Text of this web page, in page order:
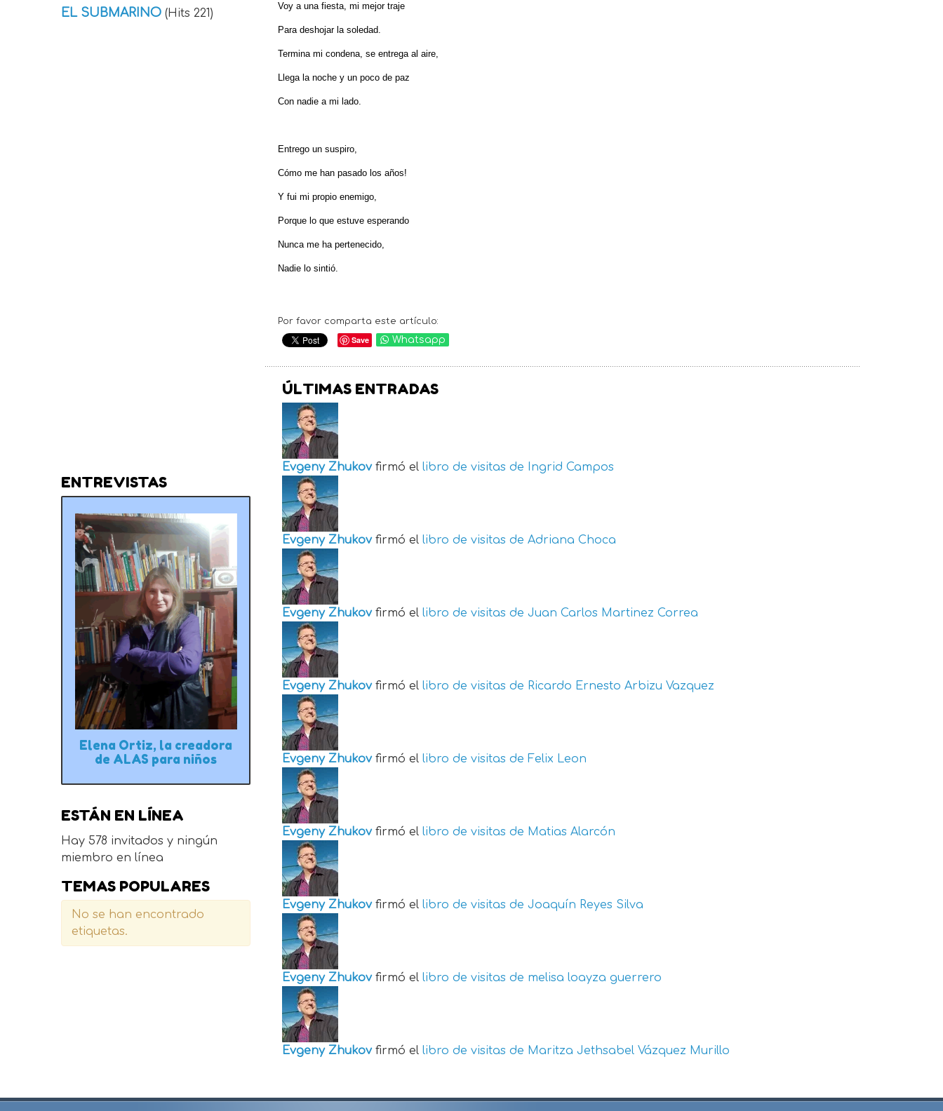
Voy a una fiesta, mi mejor traje
Para deshojar la soledad.
Termina mi condena, se entrega al aire,
Llega la noche y un poco de paz
Con nadie a mi lado.
Entrego un suspiro,
Cómo me han pasado los años!
Y fui mi propio enemigo,
Porque lo que estuve esperando
Nunca me ha pertenecido,
Nadie lo sintió.
Por favor comparta este artículo:
Save Whatsapp
ÚLTIMAS ENTRADAS
Evgeny Zhukov firmó el libro de visitas de Ingrid Campos
Evgeny Zhukov firmó el libro de visitas de Adriana Choca
Evgeny Zhukov firmó el libro de visitas de Juan Carlos Martinez Correa
Evgeny Zhukov firmó el libro de visitas de Ricardo Ernesto Arbizu Vazquez
Evgeny Zhukov firmó el libro de visitas de Felix Leon
Evgeny Zhukov firmó el libro de visitas de Matias Alarcón
Evgeny Zhukov firmó el libro de visitas de Joaquín Reyes Silva
Evgeny Zhukov firmó el libro de visitas de melisa loayza guerrero
Evgeny Zhukov firmó el libro de visitas de Maritza Jethsabel Vázquez Murillo
EL SUBMARINO (Hits 221)
ENTREVISTAS
Elena Ortiz, la creadora
de ALAS para niños
ESTÁN EN LÍNEA
Hay 578 invitados y ningún
miembro en línea
TEMAS POPULARES
No se han encontrado
etiquetas.